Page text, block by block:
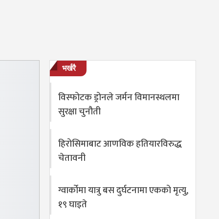
भर्खरै
विस्फोटक ड्रोनले जर्मन विमानस्थलमा
सुरक्षा चुनौती
हिरोसिमाबाट आणविक हतियारविरुद्ध
चेतावनी
ग्वार्कोमा यात्रु बस दुर्घटनामा एकको मृत्यु,
१९ घाइते